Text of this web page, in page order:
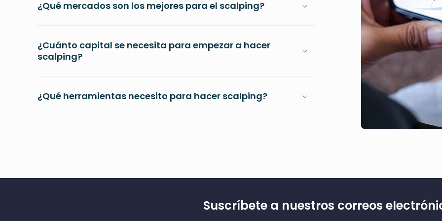
¿Qué mercados son los mejores para el scalping?
¿Cuánto capital se necesita para empezar a hacer
scalping?
¿Qué herramientas necesito para hacer scalping?
Suscríbete a nuestros correos